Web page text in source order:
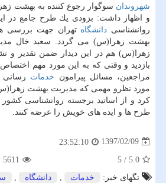
شهروندان سوگوار رجوع كننده به بهشت
و اظهار داشت: بزودی یك طرح جامع در
روانشناسی دانشگاه تهران جهت بررسی
بهشت زهرا(س) می گردد. سعید خال
زهرا(س) هم در این دیدار ضمن تقدیر و
بازدید و وقتی كه به این مورد مهم اختصاص
مراجعین، مسائل پیرامون خدمات رسانی
مورد نظرو مهمی كه مدیریت بهشت
كرد و از اساتید برجسته روانشناسی
طرح ها و ایده های خویش را عرضه كنند.
1397/02/09
23:52:10
5.0
/
5
5611
تگهای خبر:
خدمات , دانشگاه ,